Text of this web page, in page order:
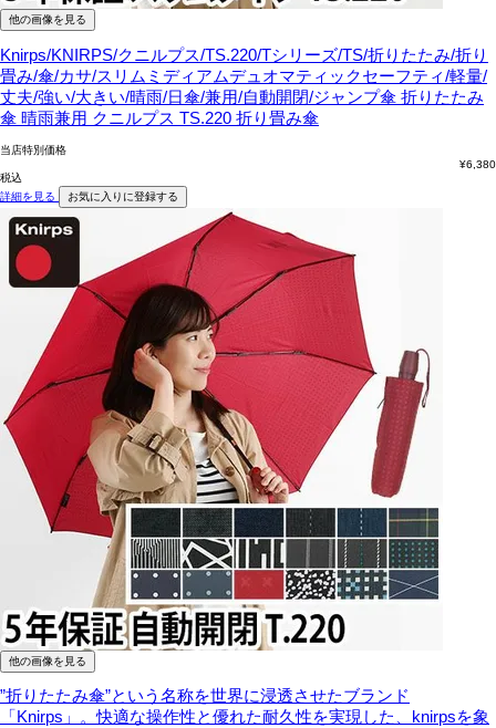
他の画像を見る
Knirps/KNIRPS/クニルプス/TS.220/Tシリーズ/TS/折りたたみ/折り
畳み/傘/カサ/スリムミディアムデュオマティックセーフティ/軽量/
丈夫/強い/大きい/晴雨/日傘/兼用/自動開閉/ジャンプ傘 折りたたみ
傘 晴雨兼用 クニルプス TS.220 折り畳み傘
当店特別価格
¥6,380
税込
詳細を見る
お気に入りに登録する
他の画像を見る
”折りたたみ傘”という名称を世界に浸透させたブランド
「Knirps」。快適な操作性と優れた耐久性を実現した、knirpsを象